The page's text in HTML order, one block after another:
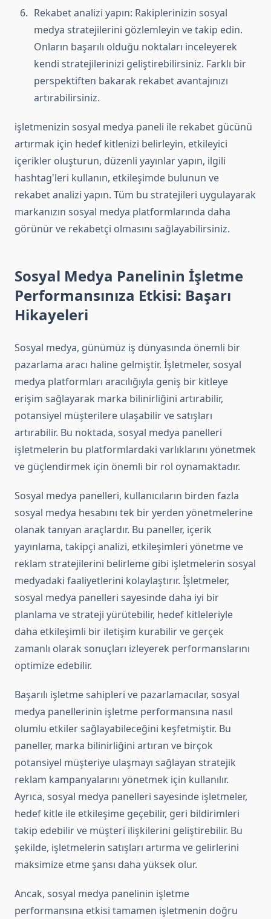
Rekabet analizi yapın: Rakiplerinizin sosyal
medya stratejilerini gözlemleyin ve takip edin.
Onların başarılı olduğu noktaları inceleyerek
kendi stratejilerinizi geliştirebilirsiniz. Farklı bir
perspektiften bakarak rekabet avantajınızı
artırabilirsiniz.
işletmenizin sosyal medya paneli ile rekabet gücünü
artırmak için hedef kitlenizi belirleyin, etkileyici
içerikler oluşturun, düzenli yayınlar yapın, ilgili
hashtag'leri kullanın, etkileşimde bulunun ve
rekabet analizi yapın. Tüm bu stratejileri uygulayarak
markanızın sosyal medya platformlarında daha
görünür ve rekabetçi olmasını sağlayabilirsiniz.
Sosyal Medya Panelinin İşletme
Performansınıza Etkisi: Başarı
Hikayeleri
Sosyal medya, günümüz iş dünyasında önemli bir
pazarlama aracı haline gelmiştir. İşletmeler, sosyal
medya platformları aracılığıyla geniş bir kitleye
erişim sağlayarak marka bilinirliğini artırabilir,
potansiyel müşterilere ulaşabilir ve satışları
artırabilir. Bu noktada, sosyal medya panelleri
işletmelerin bu platformlardaki varlıklarını yönetmek
ve güçlendirmek için önemli bir rol oynamaktadır.
Sosyal medya panelleri, kullanıcıların birden fazla
sosyal medya hesabını tek bir yerden yönetmelerine
olanak tanıyan araçlardır. Bu paneller, içerik
yayınlama, takipçi analizi, etkileşimleri yönetme ve
reklam stratejilerini belirleme gibi işletmelerin sosyal
medyadaki faaliyetlerini kolaylaştırır. İşletmeler,
sosyal medya panelleri sayesinde daha iyi bir
planlama ve strateji yürütebilir, hedef kitleleriyle
daha etkileşimli bir iletişim kurabilir ve gerçek
zamanlı olarak sonuçları izleyerek performanslarını
optimize edebilir.
Başarılı işletme sahipleri ve pazarlamacılar, sosyal
medya panellerinin işletme performansına nasıl
olumlu etkiler sağlayabileceğini keşfetmiştir. Bu
paneller, marka bilinirliğini artıran ve birçok
potansiyel müşteriye ulaşmayı sağlayan stratejik
reklam kampanyalarını yönetmek için kullanılır.
Ayrıca, sosyal medya panelleri sayesinde işletmeler,
hedef kitle ile etkileşime geçebilir, geri bildirimleri
takip edebilir ve müşteri ilişkilerini geliştirebilir. Bu
şekilde, işletmelerin satışları artırma ve gelirlerini
maksimize etme şansı daha yüksek olur.
Ancak, sosyal medya panelinin işletme
performansına etkisi tamamen işletmenin doğru